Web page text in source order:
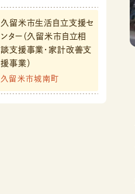
久留米市生活自立支援セ
ンター（久留米市自立相
談支援事業・家計改善支
援事業）
久留米市城南町